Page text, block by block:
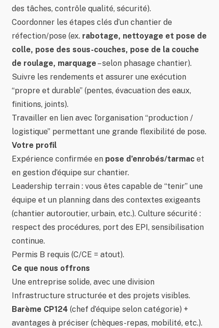
des tâches, contrôle qualité, sécurité).
Coordonner les étapes clés d’un chantier de
réfection/pose (ex. rabotage, nettoyage et pose de
colle, pose des sous-couches, pose de la couche
de roulage, marquage – selon phasage chantier).
Suivre les rendements et assurer une exécution
“propre et durable” (pentes, évacuation des eaux,
finitions, joints).
Travailler en lien avec l’organisation “production /
logistique” permettant une grande flexibilité de pose.
Votre profil
Expérience confirmée en pose d’enrobés/tarmac et
en gestion d’équipe sur chantier.
Leadership terrain : vous êtes capable de “tenir” une
équipe et un planning dans des contextes exigeants
(chantier autoroutier, urbain, etc.). Culture sécurité :
respect des procédures, port des EPI, sensibilisation
continue.
Permis B requis (C/CE = atout).
Ce que nous offrons
Une entreprise solide, avec une division
Infrastructure structurée et des projets visibles.
Barème CP124 (chef d’équipe selon catégorie) +
avantages à préciser (chèques-repas, mobilité, etc.).